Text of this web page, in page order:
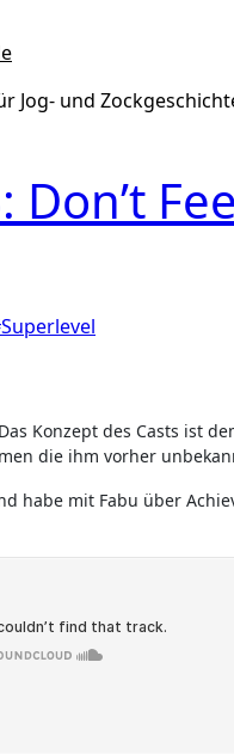
Jog- und
Konzept des Casts ist
die ihm vorher
mit Fabu über